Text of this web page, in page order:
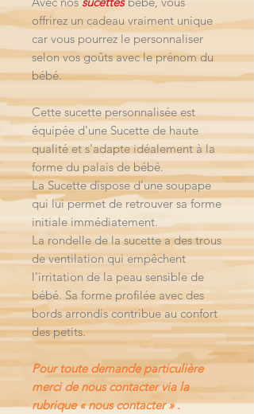
offrirez un cadeau vraiment unique
car vous pourrez le personnaliser
selon vos goûts avec le prénom du
bébé.
Cette sucette personnalisée est
équipée d'une Sucette de haute
qualité et s'adapte idéalement à la
forme du palais de bébé.
La Sucette dispose d'une soupape
qui lui permet de retrouver sa forme
initiale immédiatement.
La rondelle de la sucette a des trous
de ventilation qui empêchent
l'irritation de la peau sensible de
bébé. Sa forme profilée avec des
bords arrondis contribue au confort
des petits.
Pour toute demande particulière
merci de nous contacter via la
rubrique « nous contacter » .